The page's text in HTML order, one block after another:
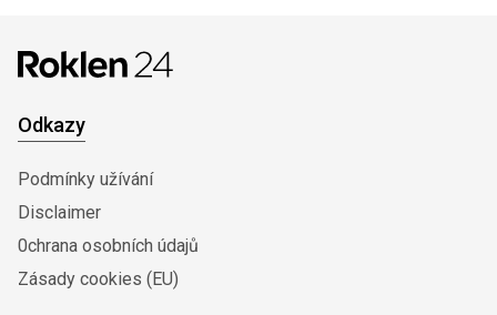
Odkazy
Podmínky užívání
Disclaimer
0chrana osobních údajů
Zásady cookies (EU)